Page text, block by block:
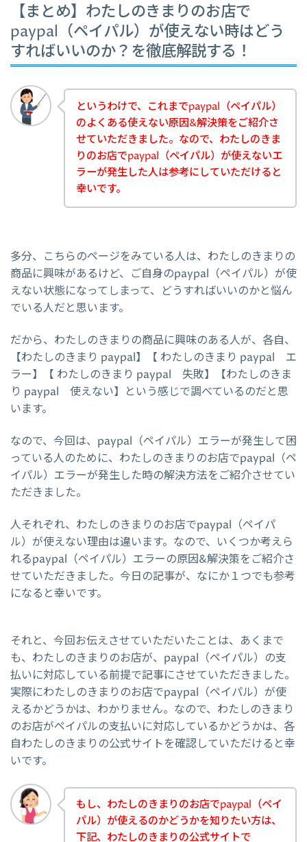
【まとめ】わたしのきまりのお店で
paypal（ペイパル）が使えない時はどう
すればいいのか？を徹底解説する！
というわけで、これまでpaypal（ペイパル）
のよくある使えない原因&解決策をご紹介さ
せていただきました。なので、わたしのきま
りのお店でpaypal（ペイパル）が使えないエ
ラーが発生した人は参考にしていただけると
幸いです。
多分、こちらのページをみている人は、わたしのきまりの
商品に興味があるけど、ご自身のpaypal（ペイパル）が使
えない状態になってしまって、どうすればいいのかと悩ん
でいる人だと思います。
だから、わたしのきまりの商品に興味のある人が、各自、
【わたしのきまり paypal】【 わたしのきまり paypal エ
ラー】【 わたしのきまり paypal 失敗】【わたしのきま
り paypal 使えない】という感じで調べているのだと思
います。
なので、今回は、paypal（ペイパル）エラーが発生して困
っている人のために、わたしのきまりのお店でpaypal（ペ
イパル）エラーが発生した時の解決方法をご紹介させてい
ただきました。
人それぞれ、わたしのきまりのお店でpaypal（ペイパ
ル）が使えない理由は違います。なので、いくつか考えら
れるpaypal（ペイパル）エラーの原因&解決策をご紹介さ
せていただきました。今日の記事が、なにか１つでも参考
になると幸いです。
それと、今回お伝えさせていただいたことは、あくまで
も、わたしのきまりのお店が、paypal（ペイパル）の支
払いに対応している前提で記事にさせていただきました。
実際にわたしのきまりのお店でpaypal（ペイパル）が使
えるかどうかは、わかりません。なので、わたしのきまり
のお店がペイパルの支払いに対応しているかどうかは、各
自わたしのきまりの公式サイトを確認していただけると幸
いです。
もし、わたしのきまりのお店でpaypal（ペイ
パル）が使えるのかどうかを知りたい方は、
下記、わたしのきまりの公式サイトで